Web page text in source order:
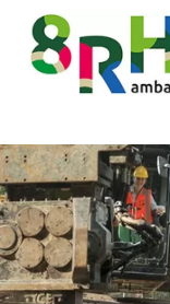
Doorgaan
naar
inhoud